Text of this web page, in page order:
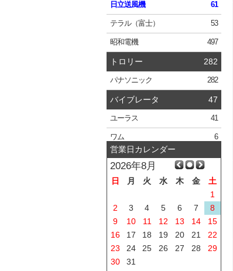
日立送風機 61
テラル（富士） 53
昭和電機 497
トロリー 282
パナソニック 282
バイブレータ 47
ユーラス 41
ワム 6
営業日カレンダー
2026年8月
日 月 火 水 木 金
土
1
2
3 4 5 6 7
8
9
10 11 12 13 14
15
16
17 18 19 20 21
22
23
24 25 26 27 28
29
30
31